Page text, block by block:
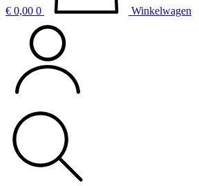
€ 0,00 0 Winkelwagen